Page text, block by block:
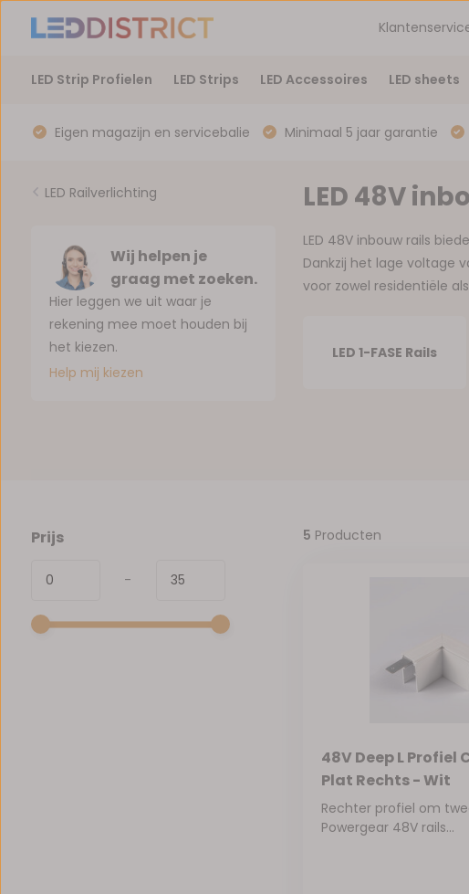
LED Strip Profielen LED Strips LED Accessoires LED sheets
Eigen magazijn en servicebalie Minimaal 5 jaar garantie
LED Railverlichting
Wij helpen je
graag met zoeken.
Hier leggen we uit waar je
rekening mee moet houden bij
het kiezen.
Help mij kiezen
LED 48V
LED 48V inbouw rails
Dankzij het lage voltage
voor zowel residentiële
LED 1-FASE Rails
Prijs
-
5 Producten
48V Deep L Profiel
Plat Rechts - Wit
Rechter profiel om
Powergear 48V rails...